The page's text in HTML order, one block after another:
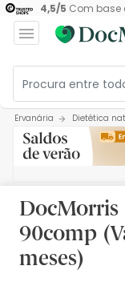
4,5/5 Com base
Ervanária Dietética
DocMorris
90comp
meses)